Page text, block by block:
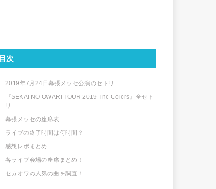
目次
2019年7月24日幕張メッセ公演のセトリ
『SEKAI NO OWARI TOUR 2019 The Colors』全セト
リ
幕張メッセの座席表
ライブの終了時間は何時間？
感想レポまとめ
各ライブ会場の座席まとめ！
セカオワの人気の曲を調査！